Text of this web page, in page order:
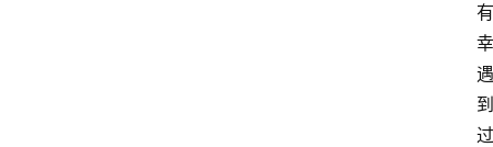
有
幸
遇
到
过